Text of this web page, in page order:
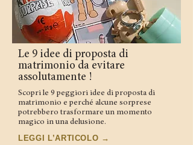
Le 9 idee di proposta di
matrimonio da evitare
assolutamente !
Scopri le 9 peggiori idee di proposta di
matrimonio e perché alcune sorprese
potrebbero trasformare un momento
magico in una delusione.
LEGGI L’ARTICOLO →